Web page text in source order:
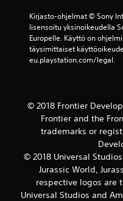
Kirjasto-ohjelmat © Sony
lisensoitu yksinoikeudella
Europelle. Käyttö on
täysimittaiset
eu.playstation.com/legal.
© 2018 Frontier
Frontier and the
trademarks or
© 2018 Universal
Jurassic World,
respective logos are
Universal Studios and